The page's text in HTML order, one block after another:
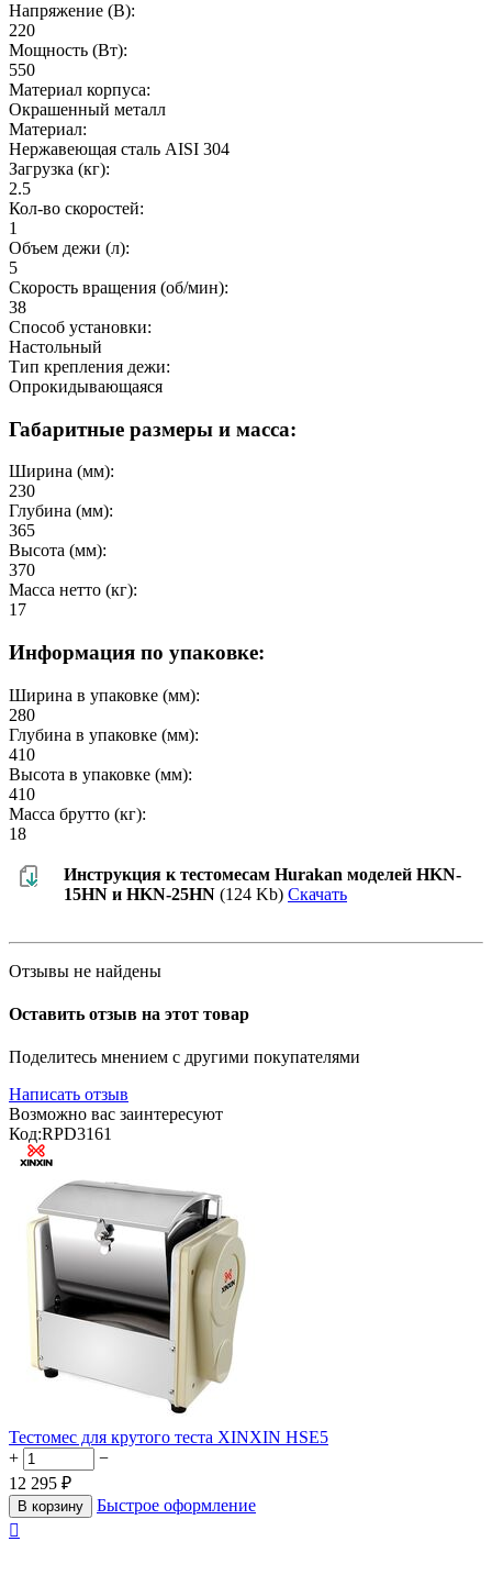
Напряжение (В):
220
Мощность (Вт):
550
Материал корпуса:
Окрашенный металл
Материал:
Нержавеющая сталь AISI 304
Загрузка (кг):
2.5
Кол-во скоростей:
1
Объем дежи (л):
5
Скорость вращения (об/мин):
38
Способ установки:
Настольный
Тип крепления дежи:
Опрокидывающаяся
Габаритные размеры и масса:
Ширина (мм):
230
Глубина (мм):
365
Высота (мм):
370
Масса нетто (кг):
17
Информация по упаковке:
Ширина в упаковке (мм):
280
Глубина в упаковке (мм):
410
Высота в упаковке (мм):
410
Масса брутто (кг):
18
Инструкция к тестомесам Hurakan моделей HKN-
15HN и HKN-25HN (124 Kb) Скачать
Отзывы не найдены
Оставить отзыв на этот товар
Поделитесь мнением с другими покупателями
Написать отзыв
Возможно вас заинтересуют
Код:RPD3161
Тестомес для крутого теста XINXIN HSE5
+
−
12 295 ₽
В корзину
Быстрое оформление
